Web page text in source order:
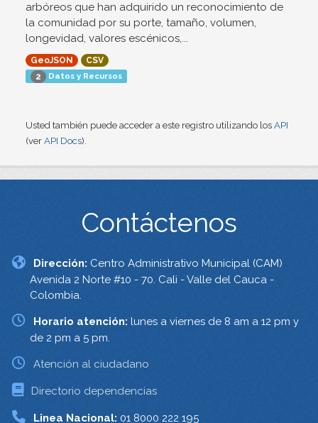
arbóreos que han adquirido un reconocimiento de
la comunidad por su porte, tamaño, volumen,
longevidad, valores escénicos,...
GeoJSON
CSV
2 Datos y Recursos
Usted también puede acceder a este registro utilizando los API
(ver API Docs).
Contáctenos
Dirección: Centro Administrativo Municipal (CAM)
Avenida 2 Norte #10 - 70. Cali - Valle del Cauca -
Colombia.
Horario atención: lunes a viernes de 8 am a 12 pm y
de 2 pm a 5 pm.
Atención al ciudadano
Directorio dependencias
Linea Nacional: 01 8000 222 195